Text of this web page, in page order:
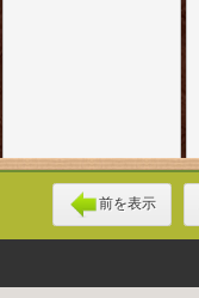
前を表示